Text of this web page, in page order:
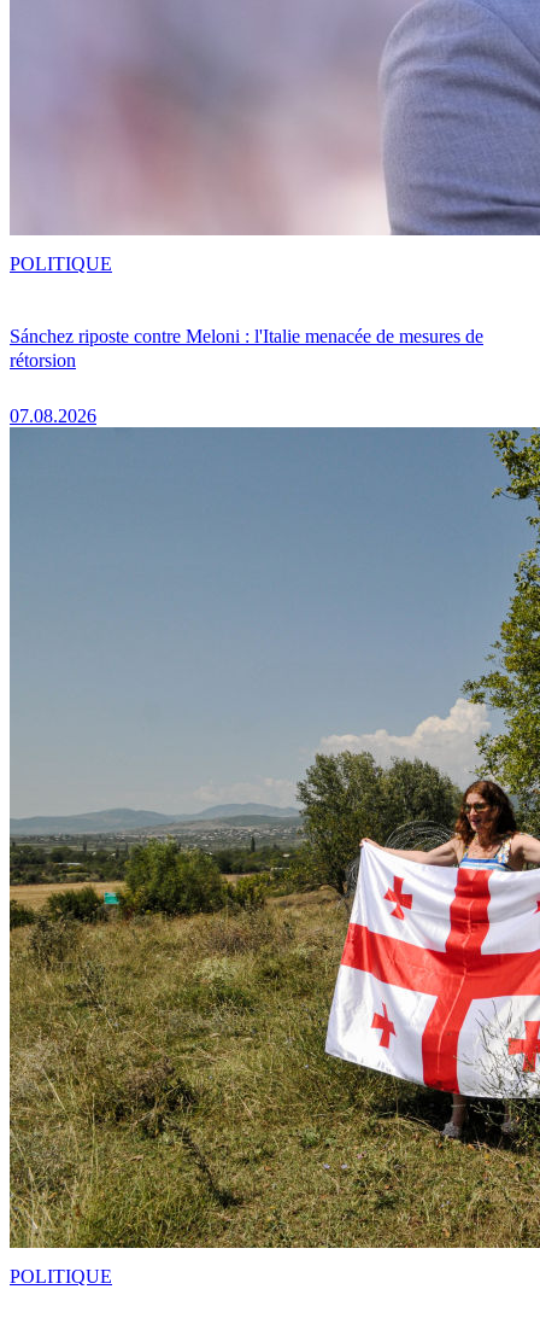
Sánchez riposte contre Meloni : l'Italie menacée de mesures de
rétorsion
07.08.2026
POLITIQUE
POLITIQUE